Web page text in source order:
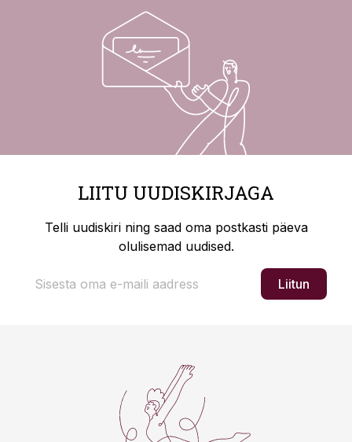
LIITU UUDISKIRJAGA
Telli uudiskiri ning saad oma postkasti päeva
olulisemad uudised.
Liitun